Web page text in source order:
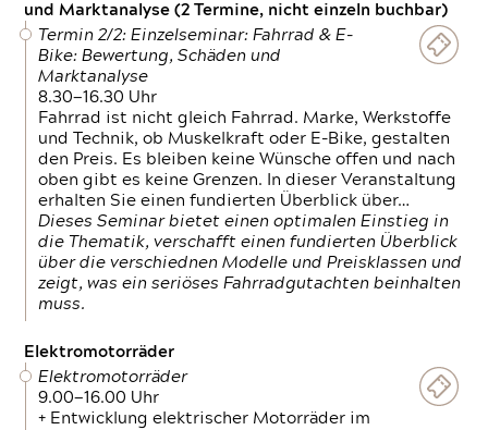
und Marktanalyse (2 Termine, nicht einzeln buchbar)
Termin 2/2: Einzelseminar: Fahrrad & E-
Bike: Bewertung, Schäden und
Marktanalyse
8.30—16.30 Uhr
Fahrrad ist nicht gleich Fahrrad. Marke, Werkstoffe
und Technik, ob Muskelkraft oder E-Bike, gestalten
den Preis. Es bleiben keine Wünsche offen und nach
oben gibt es keine Grenzen. In dieser Veranstaltung
erhalten Sie einen fundierten Überblick über…
Dieses Seminar bietet einen optimalen Einstieg in
die Thematik, verschafft einen fundierten Überblick
über die verschiednen Modelle und Preisklassen und
zeigt, was ein seriöses Fahrradgutachten beinhalten
muss.
Elektromotorräder
Elektromotorräder
9.00—16.00 Uhr
+ Entwicklung elektrischer Motorräder im